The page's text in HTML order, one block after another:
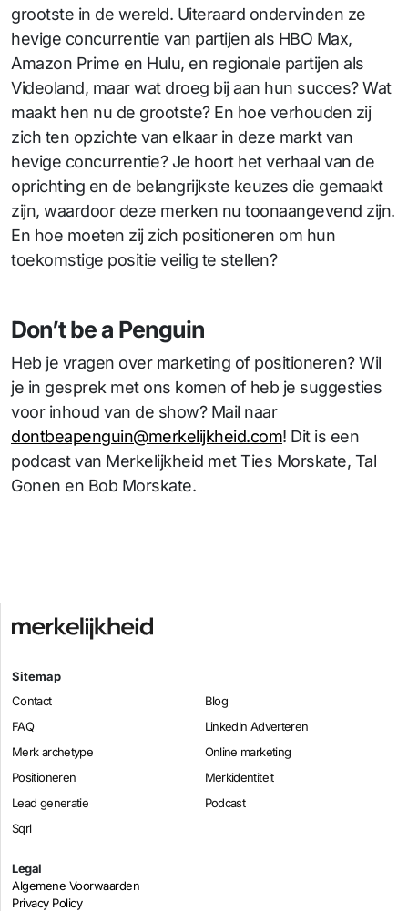
grootste in de wereld. Uiteraard ondervinden ze
hevige concurrentie van partijen als HBO Max,
Amazon Prime en Hulu, en regionale partijen als
Videoland, maar wat droeg bij aan hun succes? Wat
maakt hen nu de grootste? En hoe verhouden zij
zich ten opzichte van elkaar in deze markt van
hevige concurrentie? Je hoort het verhaal van de
oprichting en de belangrijkste keuzes die gemaakt
zijn, waardoor deze merken nu toonaangevend zijn.
En hoe moeten zij zich positioneren om hun
toekomstige positie veilig te stellen?
Don’t be a Penguin
Heb je vragen over marketing of positioneren? Wil
je in gesprek met ons komen of heb je suggesties
voor inhoud van de show? Mail naar
dontbeapenguin@merkelijkheid.com! Dit is een
podcast van Merkelijkheid met Ties Morskate, Tal
Gonen en Bob Morskate.
Sitemap
Contact
Blog
FAQ
LinkedIn Adverteren
Merk archetype
Online marketing
Positioneren
Merkidentiteit
Lead generatie
Podcast
Sqrl
Legal
Algemene Voorwaarden
Privacy Policy